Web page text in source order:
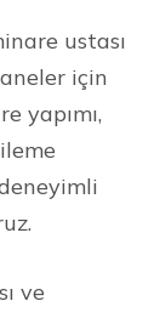
ustası
için
yapımı,
ve